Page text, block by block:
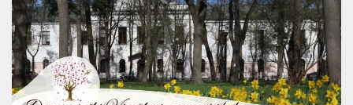
Skip
content